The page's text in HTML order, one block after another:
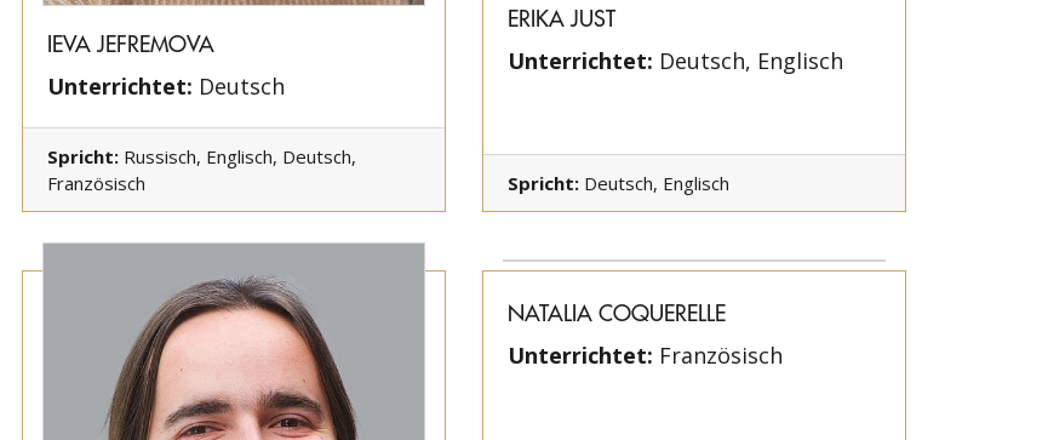
IEVA JEFREMOVA
Unterrichtet: Deutsch
Spricht: Russisch, Englisch, Deutsch,
Französisch
ERIKA JUST
Unterrichtet: Deutsch, Englisch
Spricht: Deutsch, Englisch
NATALIA COQUERELLE
Unterrichtet: Französisch